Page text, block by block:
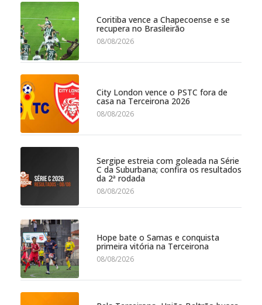
Coritiba vence a Chapecoense e se
recupera no Brasileirão
08/08/2026
City London vence o PSTC fora de
casa na Terceirona 2026
08/08/2026
Sergipe estreia com goleada na Série
C da Suburbana; confira os resultados
da 2ª rodada
08/08/2026
Hope bate o Samas e conquista
primeira vitória na Terceirona
08/08/2026